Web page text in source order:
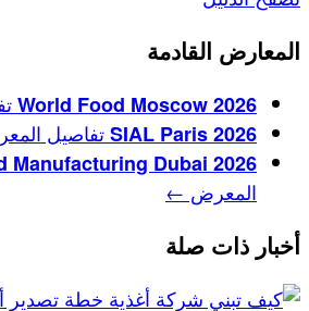
المعارض القادمة
World Food Moscow 2026
SIAL Paris 2026تفاصيل
Manufacturing Dubai 2026‏
المعرض ←
أخبار ذات صلة